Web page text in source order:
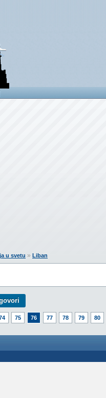
u svetu » Liban
75 76 77 78 79 80